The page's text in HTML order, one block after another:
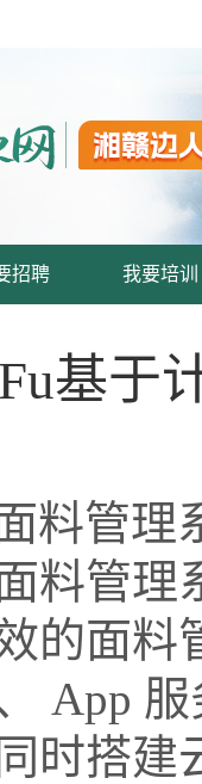
招聘 我要培训
基于
料管理
料管理
的面料
App
时搭建